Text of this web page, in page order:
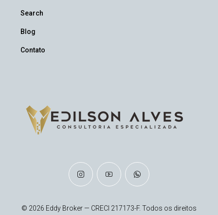
Search
Blog
Contato
© 2026 Eddy Broker — CRECI 217173-F. Todos os direitos